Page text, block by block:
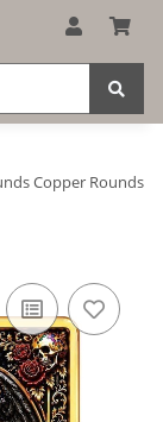
Copper Rounds